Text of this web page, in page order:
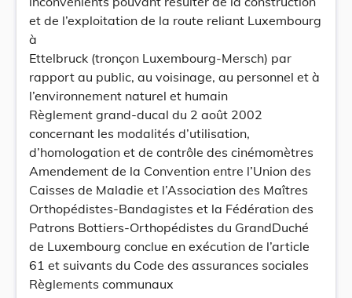
et de l’exploitation de la route reliant Luxembourg
à
Ettelbruck (tronçon Luxembourg-Mersch) par
rapport au public, au voisinage, au personnel et à
l’environnement naturel et humain
Règlement grand-ducal du 2 août 2002
concernant les modalités d’utilisation,
d’homologation et de contrôle des cinémomètres
Amendement de la Convention entre l’Union des
Caisses de Maladie et l’Association des Maîtres
Orthopédistes-Bandagistes et la Fédération des
Patrons Bottiers-Orthopédistes du GrandDuché
de Luxembourg conclue en exécution de l’article
61 et suivants du Code des assurances sociales
Règlements communaux